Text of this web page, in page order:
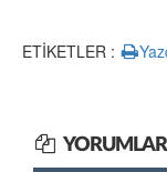
ETİKETLER :
YORUMLAR